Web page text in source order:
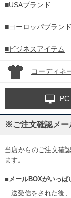
■USAブランド
■ヨーロッパブランド
■ビジネスアイテム
コーディネ
PC
※ご注文確認メー
当店からのご注文確
ます。
■メールBOXがいっぱ
送受信をされた後